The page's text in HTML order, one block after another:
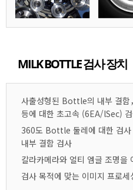
MILK BOTTLE 검사 장치
사출성형된 Bottle의 내부 결함
등에 대한 초고속 (6EA/lSec)
360도 Bottle 둘레에 대한 검사
내부 결함 검사
칼라카메라와 얼티 엠글 조명
검사 목적에 맞는 이미지 프로